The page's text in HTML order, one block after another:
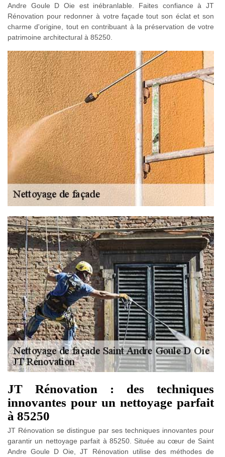
Andre Goule D Oie est inébranlable. Faites confiance à JT
Rénovation pour redonner à votre façade tout son éclat et son
charme d'origine, tout en contribuant à la préservation de votre
patrimoine architectural à 85250.
JT Rénovation : des techniques
innovantes pour un nettoyage parfait
à 85250
JT Rénovation se distingue par ses techniques innovantes pour
garantir un nettoyage parfait à 85250. Située au cœur de Saint
Andre Goule D Oie, JT Rénovation utilise des méthodes de